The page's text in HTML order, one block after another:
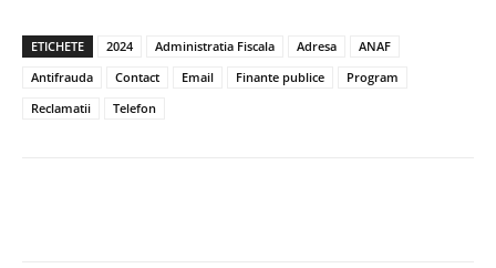
ETICHETE 2024 Administratia Fiscala Adresa
ANAF
Antifrauda
Contact Email Finante publice
Program
Reclamatii
Telefon